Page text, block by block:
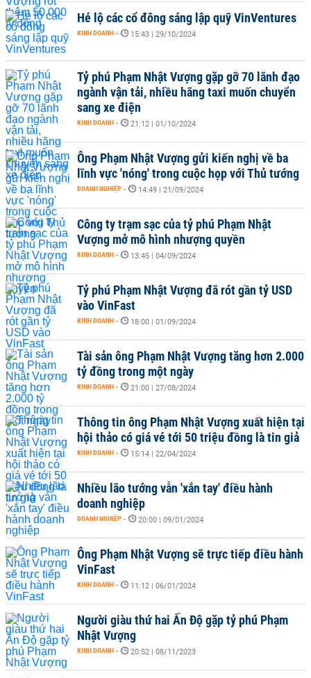
Hé lộ các cổ đông sáng lập quỹ VinVentures
KINH DOANH - 15:43 | 29/10/2024
Tỷ phú Phạm Nhật Vượng gặp gỡ 70 lãnh đạo
ngành vận tải, nhiều hãng taxi muốn chuyển
sang xe điện
KINH DOANH - 21:12 | 01/10/2024
Ông Phạm Nhật Vượng gửi kiến nghị về ba
lĩnh vực 'nóng' trong cuộc họp với Thủ tướng
DOANH NGHIỆP - 14:49 | 21/09/2024
Công ty trạm sạc của tỷ phú Phạm Nhật
Vượng mở mô hình nhượng quyền
KINH DOANH - 13:45 | 04/09/2024
Tỷ phú Phạm Nhật Vượng đã rót gần tỷ USD
vào VinFast
KINH DOANH - 18:00 | 01/09/2024
Tài sản ông Phạm Nhật Vượng tăng hơn 2.000
tỷ đồng trong một ngày
KINH DOANH - 21:00 | 27/08/2024
Thông tin ông Phạm Nhật Vượng xuất hiện tại
hội thảo có giá vé tới 50 triệu đồng là tin giả
KINH DOANH - 15:14 | 22/04/2024
Nhiều lão tướng vẫn 'xắn tay' điều hành
doanh nghiệp
DOANH NGHIỆP - 20:00 | 09/01/2024
Ông Phạm Nhật Vượng sẽ trực tiếp điều hành
VinFast
KINH DOANH - 11:12 | 06/01/2024
Người giàu thứ hai Ấn Độ gặp tỷ phú Phạm
Nhật Vượng
KINH DOANH - 20:52 | 08/11/2023